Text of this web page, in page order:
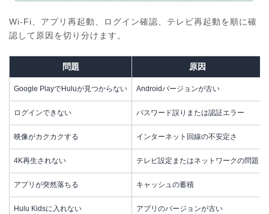
Wi-Fi、アプリ再起動、ログイン確認、テレビ再起動を順に確
認して原因を切り分けます。
問題 原因
Google PlayでHuluが見つからない Androidバージョンが古い
ログインできない パスワード誤りまたは認証エラー
映像がカクカクする インターネット回線の不安定さ
4K再生されない テレビ設定またはネットワークの問題
アプリが突然落ちる キャッシュの蓄積
Hulu Kidsに入れない アプリのバージョンが古い